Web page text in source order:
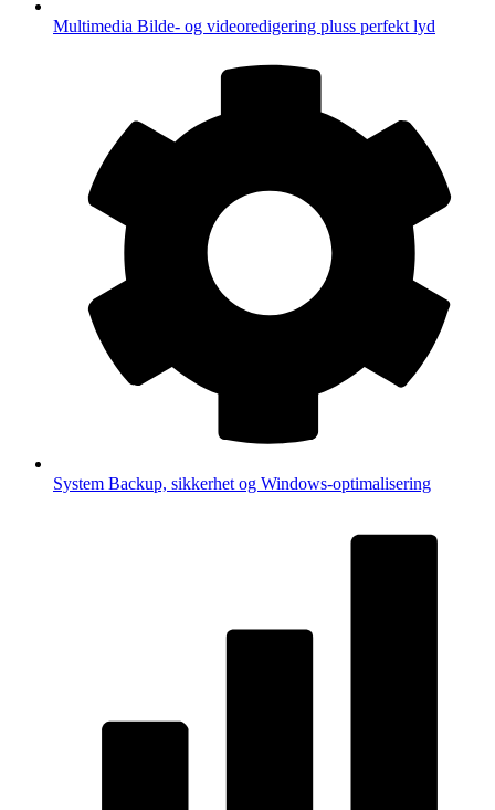
Multimedia Bilde- og videoredigering pluss perfekt lyd
System Backup, sikkerhet og Windows-optimalisering